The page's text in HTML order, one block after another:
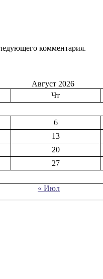
комментария.
Август 2026
Чт
6
13
20
27
« Июл